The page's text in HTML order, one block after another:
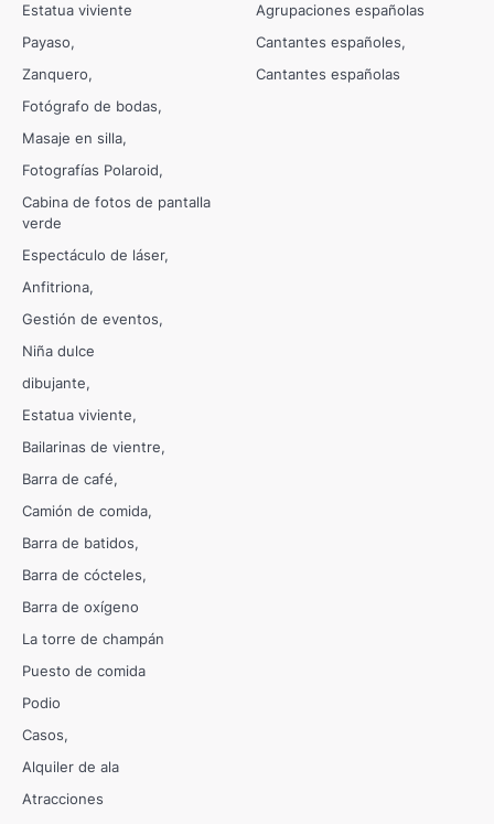
Estatua viviente
Payaso
Zanquero
Fotógrafo de bodas
Masaje en silla
Fotografías Polaroid
Cabina de fotos de pantalla
verde
Espectáculo de láser
Anfitriona
Gestión de eventos
Niña dulce
dibujante
Estatua viviente
Bailarinas de vientre
Barra de café
Camión de comida
Barra de batidos
Barra de cócteles
Barra de oxígeno
La torre de champán
Puesto de comida
Podio
Casos
Alquiler de ala
Atracciones
Agrupaciones españolas
Cantantes españoles
Cantantes españolas